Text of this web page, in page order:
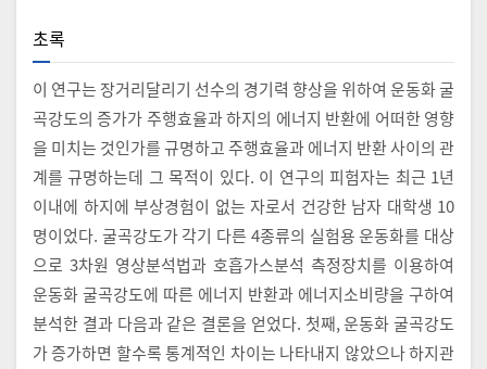
초록
이 연구는 장거리달리기 선수의 경기력 향상을 위하여 운동화 굴
곡강도의 증가가 주행효율과 하지의 에너지 반환에 어떠한 영향
을 미치는 것인가를 규명하고 주행효율과 에너지 반환 사이의 관
계를 규명하는데 그 목적이 있다. 이 연구의 피험자는 최근 1년
이내에 하지에 부상경험이 없는 자로서 건강한 남자 대학생 10
명이었다. 굴곡강도가 각기 다른 4종류의 실험용 운동화를 대상
으로 3차원 영상분석법과 호흡가스분석 측정장치를 이용하여
운동화 굴곡강도에 따른 에너지 반환과 에너지소비량을 구하여
분석한 결과 다음과 같은 결론을 얻었다. 첫째, 운동화 굴곡강도
가 증가하면 할수록 통계적인 차이는 나타내지 않았으나 하지관